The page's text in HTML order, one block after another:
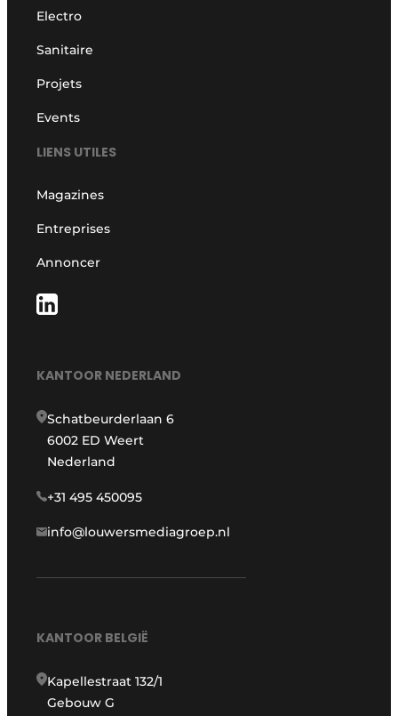
Electro
Sanitaire
Projets
Events
LIENS UTILES
Magazines
Entreprises
Annoncer
KANTOOR NEDERLAND
Schatbeurderlaan 6
6002 ED Weert
Nederland
+31 495 450095
info@louwersmediagroep.nl
KANTOOR BELGIË
Kapellestraat 132/1
Gebouw G